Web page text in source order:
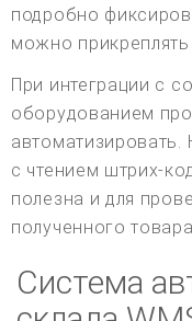
подробно
можно
При интеграции с
оборудованием
с чтением штрих-
полезна и для
полученного
Система